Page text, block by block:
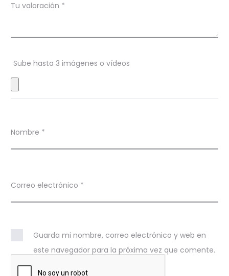
i
o
e
s
Tu valoración *
Sube hasta 3 imágenes o vídeos
Nombre *
Correo electrónico *
Guarda mi nombre, correo electrónico y web en
este navegador para la próxima vez que comente.